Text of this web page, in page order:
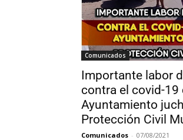
Comunicados
Importante labor
contra el covid-19
Ayuntamiento
Protección Civil
Comunicados - 07/08/2021